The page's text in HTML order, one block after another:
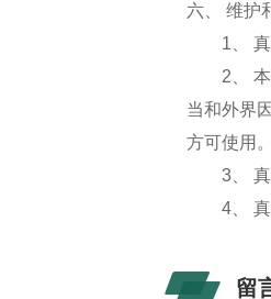
六、 维护
1、 真空
2、 本真
当和外界
方可使用
3、 真空
4、 真
留